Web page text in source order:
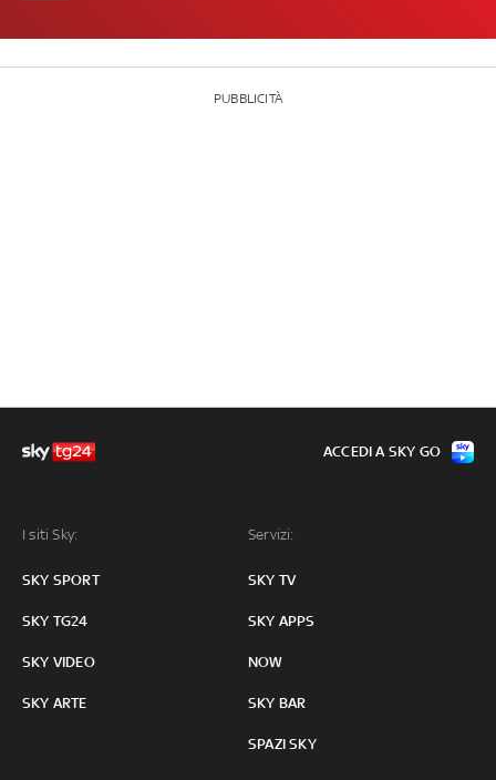
PUBBLICITÀ
I siti Sky:
SKY SPORT
SKY TG24
SKY VIDEO
SKY ARTE
Servizi:
SKY TV
SKY APPS
NOW
SKY BAR
SPAZI SKY
ACCEDI A SKY GO